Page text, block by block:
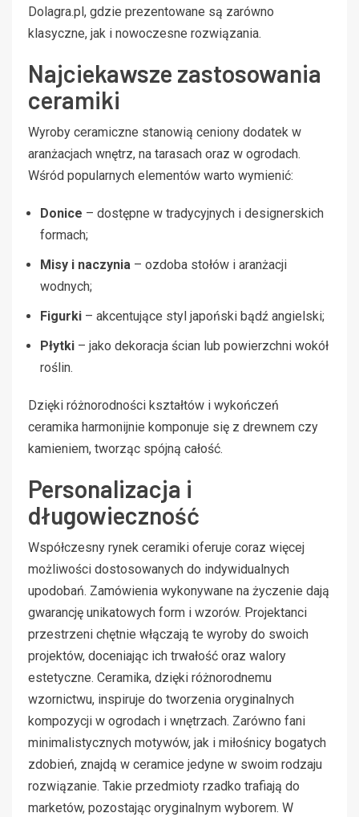
Dolagra.pl, gdzie prezentowane są zarówno
klasyczne, jak i nowoczesne rozwiązania.
Najciekawsze zastosowania
ceramiki
Wyroby ceramiczne stanowią ceniony dodatek w
aranżacjach wnętrz, na tarasach oraz w ogrodach.
Wśród popularnych elementów warto wymienić:
Donice – dostępne w tradycyjnych i designerskich
formach;
Misy i naczynia – ozdoba stołów i aranżacji
wodnych;
Figurki – akcentujące styl japoński bądź angielski;
Płytki – jako dekoracja ścian lub powierzchni wokół
roślin.
Dzięki różnorodności kształtów i wykończeń
ceramika harmonijnie komponuje się z drewnem czy
kamieniem, tworząc spójną całość.
Personalizacja i
długowieczność
Współczesny rynek ceramiki oferuje coraz więcej
możliwości dostosowanych do indywidualnych
upodobań. Zamówienia wykonywane na życzenie dają
gwarancję unikatowych form i wzorów. Projektanci
przestrzeni chętnie włączają te wyroby do swoich
projektów, doceniając ich trwałość oraz walory
estetyczne. Ceramika, dzięki różnorodnemu
wzornictwu, inspiruje do tworzenia oryginalnych
kompozycji w ogrodach i wnętrzach. Zarówno fani
minimalistycznych motywów, jak i miłośnicy bogatych
zdobień, znajdą w ceramice jedyne w swoim rodzaju
rozwiązanie. Takie przedmioty rzadko trafiają do
marketów, pozostając oryginalnym wyborem. W